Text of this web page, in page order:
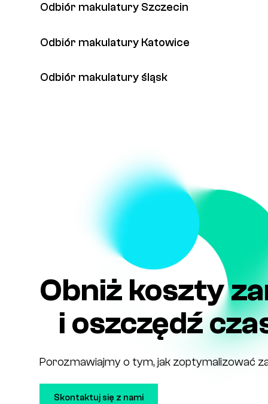
Odbiór makulatury Szczecin
Odbiór makulatury Katowice
Odbiór makulatury śląsk
Obniż koszty
i oszczędź
Porozmawiajmy o tym, jak zoptymalizować
Skontaktuj się z nami